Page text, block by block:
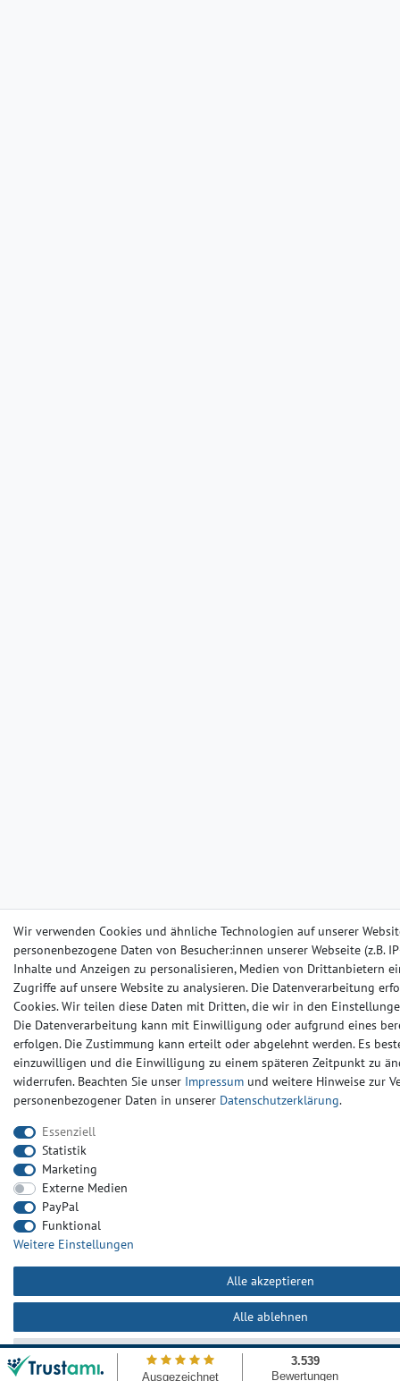
Wir verwenden Cookies und ähnliche Technologien auf unserer
personenbezogene Daten von Besucher:innen unserer Webseite (z.B.
Inhalte und Anzeigen zu personalisieren, Medien von Drittanbietern
Zugriffe auf unsere Website zu analysieren. Die Datenverarbeitung
Cookies. Wir teilen diese Daten mit Dritten, die wir in den
Die Datenverarbeitung kann mit Einwilligung oder aufgrund eines
erfolgen. Die Zustimmung kann erteilt oder abgelehnt werden. Es
einzuwilligen und die Einwilligung zu einem späteren Zeitpunkt zu
widerrufen. Beachten Sie unser Impressum und weitere Hinweise zur
personenbezogener Daten in unserer Daten­schutz­erklärung.
Essenziell
Statistik
Marketing
Externe Medien
PayPal
Funktional
Weitere Einstellungen
Alle akzeptieren
Alle ablehnen
Auswahl akzeptieren